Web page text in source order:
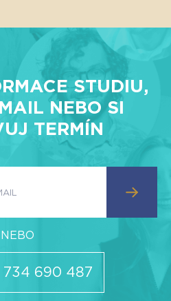
STUDIU,
NEBO SI
TERMÍN
734 690 487